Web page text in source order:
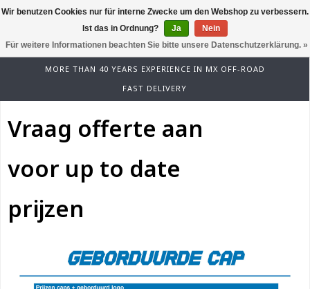
0
MORE THAN 40 YEARS EXPERIENCE IN MX OFF-ROAD
FAST DELIVERY
Vraag offerte aan
voor up to date
prijzen
Wir benutzen Cookies nur für interne Zwecke um den Webshop zu verbessern.
Ist das in Ordnung?
Ja
Nein
Für weitere Informationen beachten Sie bitte unsere Datenschutzerklärung. »